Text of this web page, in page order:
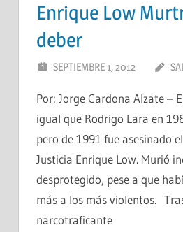
Enrique Low
deber
SEPTIEMBRE 1, 2012
Por: Jorge Cardona Alzate –
igual que Rodrigo Lara en
pero de 1991 fue asesinado
Justicia Enrique Low. Murió
desprotegido, pese a que
más a los más violentos.
narcotraficante